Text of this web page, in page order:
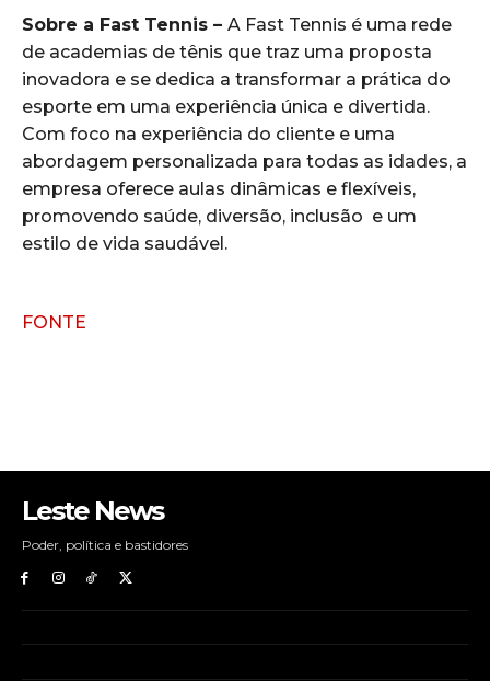
Sobre a Fast Tennis – A Fast Tennis é uma rede
de academias de tênis que traz uma proposta
inovadora e se dedica a transformar a prática do
esporte em uma experiência única e divertida.
Com foco na experiência do cliente e uma
abordagem personalizada para todas as idades, a
empresa oferece aulas dinâmicas e flexíveis,
promovendo saúde, diversão, inclusão e um
estilo de vida saudável.
FONTE
Leste News
Poder, política e bastidores